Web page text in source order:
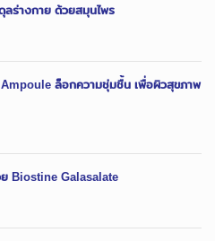
ร่างกาย ด้วยสมุนไพร
ล็อกความชุ่มชื้น เพื่อผิวสุขภาพ
Biostine Galasalate